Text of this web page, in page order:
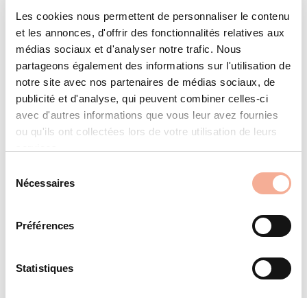
Les cookies nous permettent de personnaliser le contenu
et les annonces, d'offrir des fonctionnalités relatives aux
médias sociaux et d'analyser notre trafic. Nous
partageons également des informations sur l'utilisation de
notre site avec nos partenaires de médias sociaux, de
publicité et d'analyse, qui peuvent combiner celles-ci
avec d'autres informations que vous leur avez fournies
ou qu'ils ont collectées lors de votre utilisation de leurs
Nécessaires
Préférences
Statistiques
Conseil de vente – personnel, individuel et
compétent.
obtenir des conseils d'experts? Parlez-en à nos spécialistes!